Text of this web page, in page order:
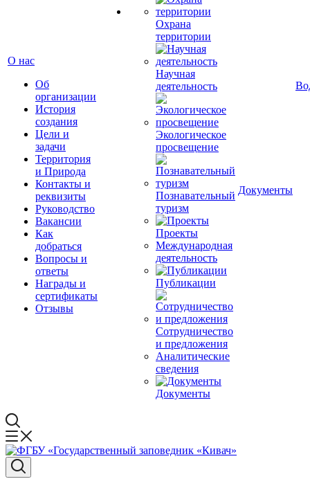
О нас
Об
организации
История
создания
Цели и
задачи
Территория
и Природа
Контакты и
реквизиты
Руководство
Вакансии
Как
добраться
Вопросы и
ответы
Награды и
сертификаты
Отзывы
Охрана
территории
Научная
деятельность
Экологическое
просвещение
Познавательный
туризм
Проекты
Международная
деятельность
Публикации
Сотрудничество
и предложения
Аналитические
сведения
Документы
Документы